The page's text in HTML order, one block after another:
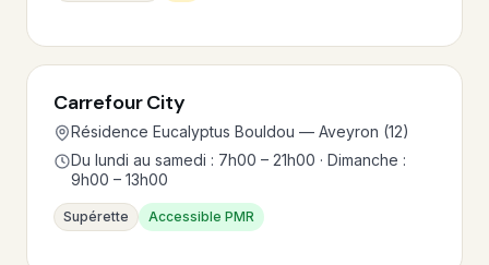
Carrefour City
Résidence Eucalyptus Bouldou — Aveyron (12)
Du lundi au samedi : 7h00 – 21h00 · Dimanche :
9h00 – 13h00
Supérette Accessible PMR